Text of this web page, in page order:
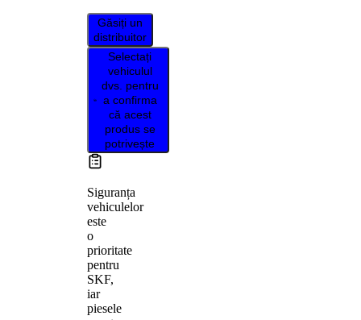
Găsiți un
distribuitor
Selectați
vehiculul
dvs. pentru
a confirma
că acest
produs se
potrivește
Siguranța
vehiculelor
este
o
prioritate
pentru
SKF,
iar
piesele